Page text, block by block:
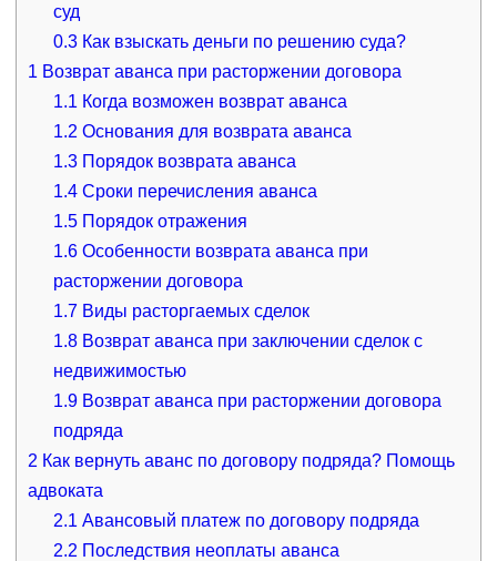
суд
0.3 Как взыскать деньги по решению суда?
1 Возврат аванса при расторжении договора
1.1 Когда возможен возврат аванса
1.2 Основания для возврата аванса
1.3 Порядок возврата аванса
1.4 Сроки перечисления аванса
1.5 Порядок отражения
1.6 Особенности возврата аванса при
расторжении договора
1.7 Виды расторгаемых сделок
1.8 Возврат аванса при заключении сделок с
недвижимостью
1.9 Возврат аванса при расторжении договора
подряда
2 Как вернуть аванс по договору подряда? Помощь
адвоката
2.1 Авансовый платеж по договору подряда
2.2 Последствия неоплаты аванса